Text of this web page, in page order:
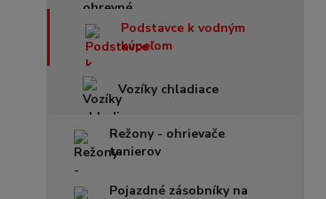
Podstavce k vodným
kúpeľom
Vozíky chladiace
Režony - ohrievače
tanierov
Pojazdné zásobníky na